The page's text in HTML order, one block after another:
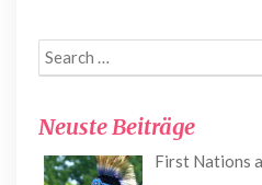
Search
for:
Neuste Beiträge
First Nations